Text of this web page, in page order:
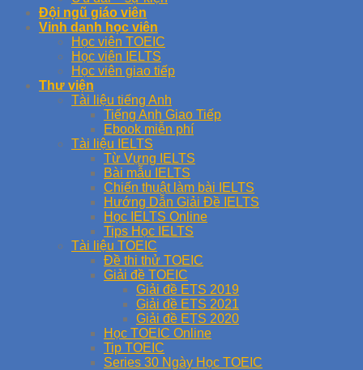
Đội ngũ giáo viên
Vinh danh học viên
Học viên TOEIC
Học viên IELTS
Học viên giao tiếp
Thư viện
Tài liệu tiếng Anh
Tiếng Anh Giao Tiếp
Ebook miễn phí
Tài liệu IELTS
Từ Vựng IELTS
Bài mẫu IELTS
Chiến thuật làm bài IELTS
Hướng Dẫn Giải Đề IELTS
Học IELTS Online
Tips Học IELTS
Tài liệu TOEIC
Đề thi thử TOEIC
Giải đề TOEIC
Giải đề ETS 2019
Giải đề ETS 2021
Giải đề ETS 2020
Học TOEIC Online
Tip TOEIC
Series 30 Ngày Học TOEIC